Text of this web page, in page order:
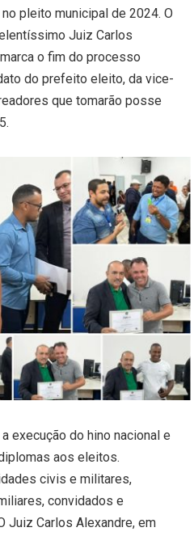
pleito municipal de 2024. O
Juiz Carlos
o fim do processo
do prefeito eleito, da vice-
que tomarão posse
execução do hino nacional e
aos eleitos.
civis e militares,
convidados e
Juiz Carlos Alexandre, em